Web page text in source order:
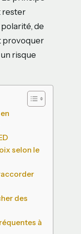
rester
de
provoquer
risque
selon le
des
à